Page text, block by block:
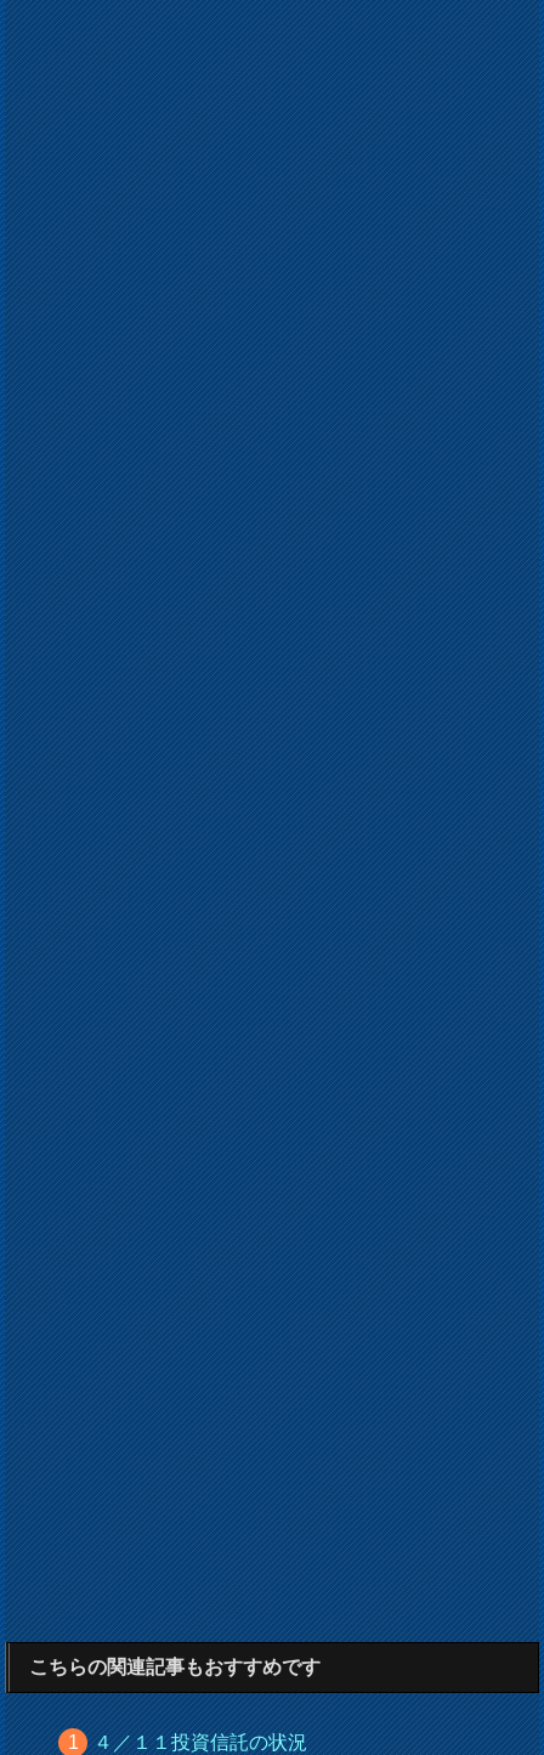
こちらの関連記事もおすすめです
４／１１投資信託の状況